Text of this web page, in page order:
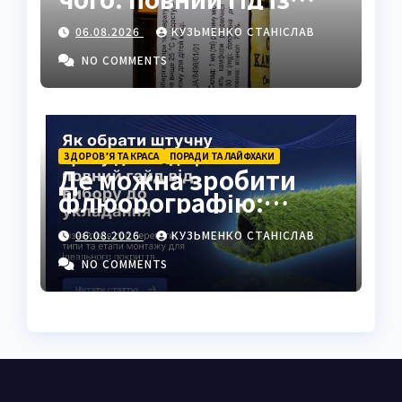
застосуванням і
властивостями
06.08.2026
КУЗЬМЕНКО СТАНІСЛАВ
NO COMMENTS
ЗДОРОВ’Я ТА КРАСА ПОРАДИ ТА ЛАЙФХАКИ
Де можна зробити
флюорографію:
повний гід для
українців
06.08.2026
КУЗЬМЕНКО СТАНІСЛАВ
NO COMMENTS